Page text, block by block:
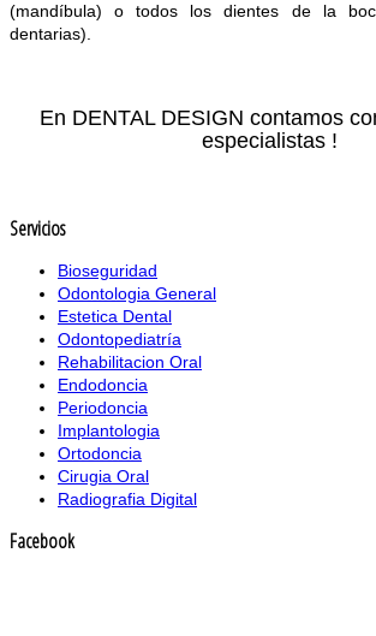
(mandíbula) o todos los dientes de la
dentarias).
En DENTAL DESIGN contamos
especialistas !
Servicios
Bioseguridad
Odontologia General
Estetica Dental
Odontopediatría
Rehabilitacion Oral
Endodoncia
Periodoncia
Implantologia
Ortodoncia
Cirugia Oral
Radiografia Digital
Facebook